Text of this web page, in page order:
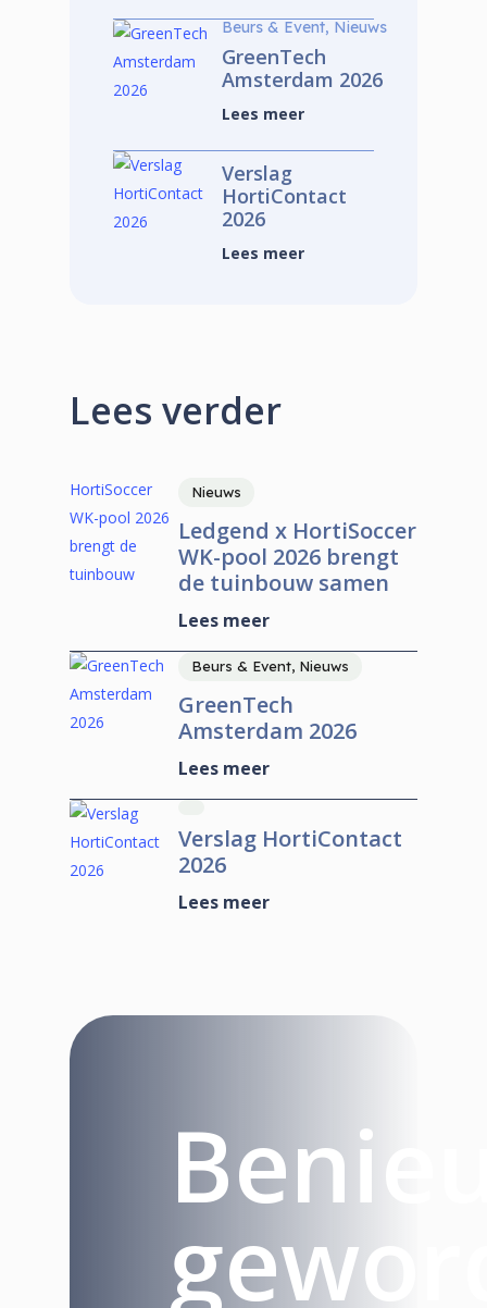
Beurs & Event, Nieuws
GreenTech
Amsterdam 2026
Lees meer
Verslag
HortiContact
2026
Lees meer
Lees verder
Nieuws
Ledgend x HortiSoccer
WK-pool 2026 brengt
de tuinbouw samen
Lees meer
Beurs & Event, Nieuws
GreenTech
Amsterdam 2026
Lees meer
Verslag HortiContact
2026
Lees meer